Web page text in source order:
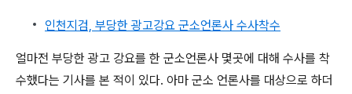
인천지검, 부당한 광고강요 군소언론사 수사착수
얼마전 부당한 광고 강요를 한 군소언론사 몇곳에 대해 수사를 착
수했다는 기사를 본 적이 있다. 아마 군소 언론사를 대상으로 하더